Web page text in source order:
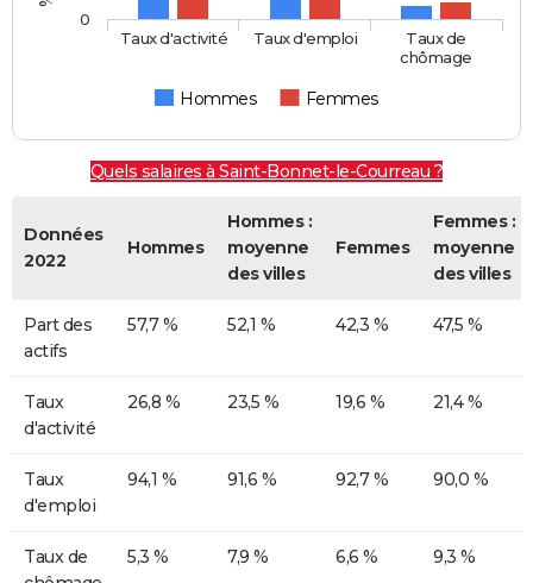
Hommes Femmes
Taux d'activité Taux d'emploi
Taux de
chômage
0
Quels salaires à Saint-Bonnet-le-Courreau ?
Données
2022
Hommes
Hommes :
moyenne
des villes
Femmes
Femmes :
moyenne
des villes
Part des
actifs
57,7 % 52,1 % 42,3 % 47,5 %
Taux
d'activité
26,8 % 23,5 % 19,6 % 21,4 %
Taux
d'emploi
94,1 % 91,6 % 92,7 % 90,0 %
Taux de
5,3 % 7,9 % 6,6 % 9,3 %